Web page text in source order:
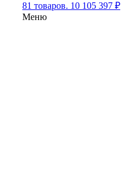
81 товаров. 10 105 397 ₽
Меню